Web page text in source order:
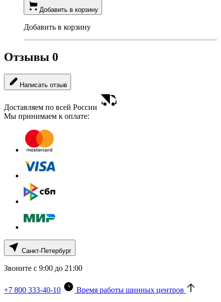
Добавить в корзину
Добавить в корзину
Отзывы 0
Написать отзыв
Доставляем по всей России
Мы принимаем к оплате:
Санкт-Петербург
Звоните с 9:00 до 21:00
+7 800 333-40-10
Время работы шинных центров